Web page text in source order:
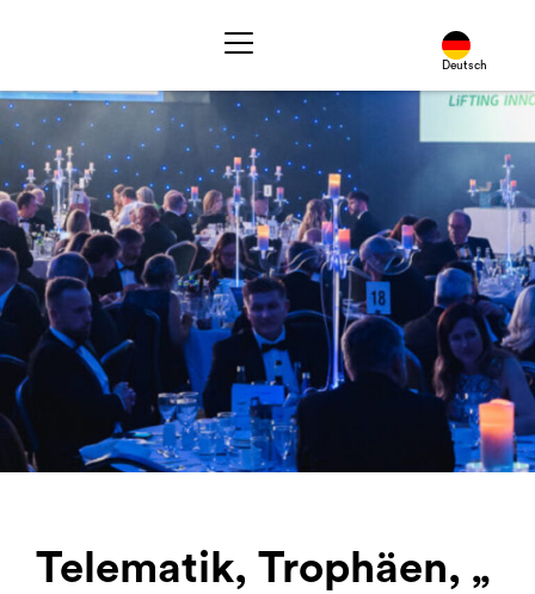
Deutsch
Telematik, Trophäen, „